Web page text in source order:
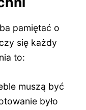
pamiętać o
się każdy
to:
muszą być
było